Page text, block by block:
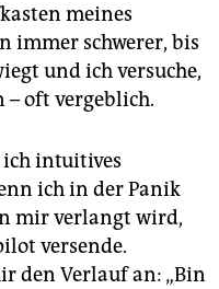
meines
immer schwerer, bis
und ich versuche,
oft vergeblich.
ich intuitives
ich in der Panik
mir verlangt wird,
versende.
den Verlauf an: „Bin